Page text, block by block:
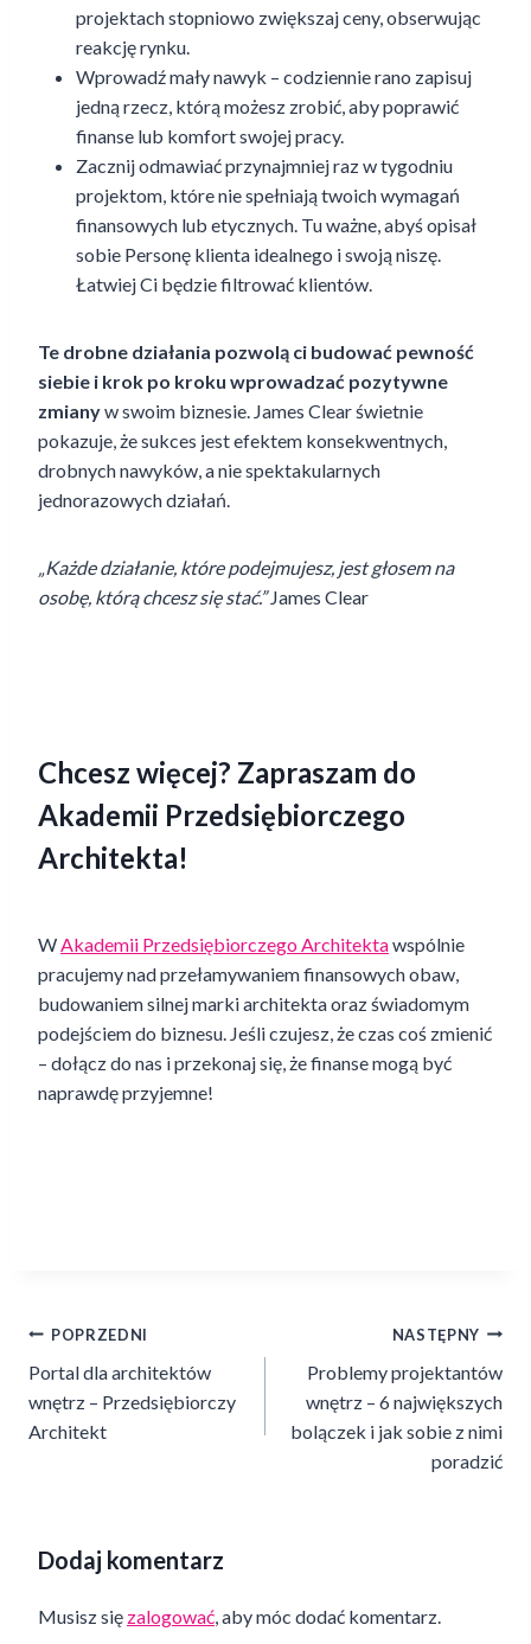
projektach stopniowo zwiększaj ceny, obserwując
reakcję rynku.
Wprowadź mały nawyk – codziennie rano zapisuj
jedną rzecz, którą możesz zrobić, aby poprawić
finanse lub komfort swojej pracy.
Zacznij odmawiać przynajmniej raz w tygodniu
projektom, które nie spełniają twoich wymagań
finansowych lub etycznych. Tu ważne, abyś opisał
sobie Personę klienta idealnego i swoją niszę.
Łatwiej Ci będzie filtrować klientów.
Te drobne działania pozwolą ci budować pewność
siebie i krok po kroku wprowadzać pozytywne
zmianyw swoim biznesie. James Clear świetnie
pokazuje, że sukces jest efektem konsekwentnych,
drobnych nawyków, a nie spektakularnych
jednorazowych działań.
„Każde działanie, które podejmujesz, jest głosem na
osobę, którą chcesz się stać.” James Clear
Chcesz więcej? Zapraszam do
Akademii Przedsiębiorczego
Architekta!
W Akademii Przedsiębiorczego Architektawspólnie
pracujemy nad przełamywaniem finansowych obaw,
budowaniem silnej marki architekta oraz świadomym
podejściem do biznesu. Jeśli czujesz, że czas coś zmienić
– dołącz do nas i przekonaj się, że finanse mogą być
naprawdę przyjemne!
Nawigacja
wpisu
POPRZEDNI
Portal dla architektów
wnętrz – Przedsiębiorczy
Architekt
NASTĘPNY
Problemy projektantów
wnętrz – 6 największych
bolączek i jak sobie z nimi
poradzić
Dodaj komentarz
Musisz się zalogować , aby móc dodać komentarz.